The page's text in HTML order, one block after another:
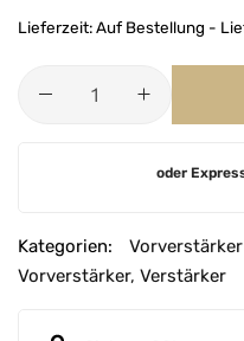
Lieferzeit:Auf Bestellung -
e
r
oder
Kategorien:
Vorverstärker, Verstärker